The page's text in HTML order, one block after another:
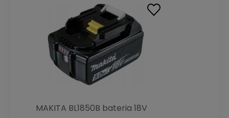
MAKITA BL1850B bateria 18V